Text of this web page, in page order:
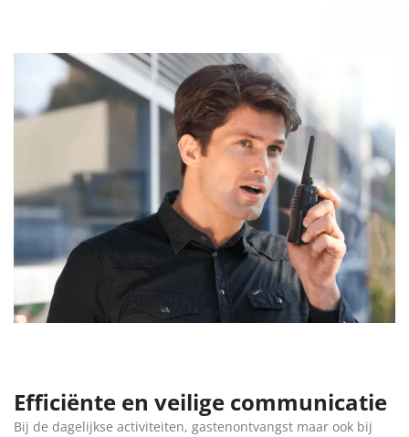
Efficiënte en veilige communicatie
Bij de dagelijkse activiteiten, gastenontvangst maar ook bij